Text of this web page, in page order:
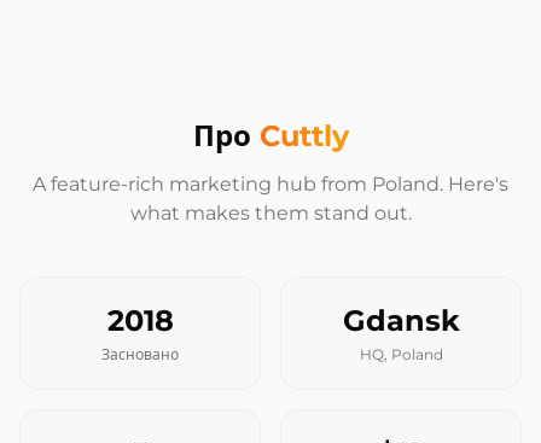
Про Cuttly
A feature-rich marketing hub from Poland. Here's
what makes them stand out.
2018
Засновано
Gdansk
HQ, Poland